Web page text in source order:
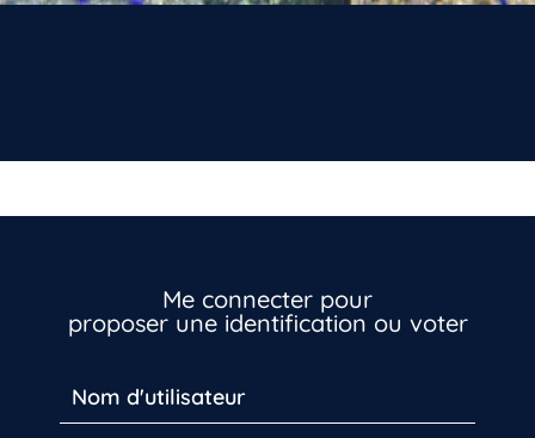
Me connecter pour
proposer une identification ou voter